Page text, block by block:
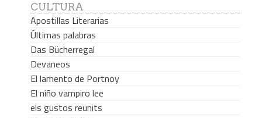
CULTURA
Apostillas Literarias
Últimas palabras
Das Bücherregal
Devaneos
El lamento de Portnoy
El niño vampiro lee
els gustos reunits